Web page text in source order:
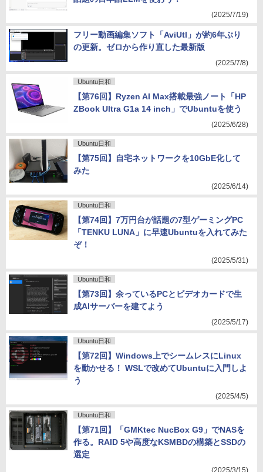
(2025/7/19)
フリー動画編集ソフト「AviUtl」が約6年ぶり
の更新。ゼロから作り直した最新版
(2025/7/8)
Ubuntu日和
【第76回】Ryzen AI Max搭載最強ノート「HP
ZBook Ultra G1a 14 inch」でUbuntuを使う
(2025/6/28)
Ubuntu日和
【第75回】自宅ネットワークを10GbE化して
みた
(2025/6/14)
Ubuntu日和
【第74回】7万円台が話題の7型ゲーミングPC
「TENKU LUNA」に早速Ubuntuを入れてみた
ぞ！
(2025/5/31)
Ubuntu日和
【第73回】余っているPCとビデオカードで生
成AIサーバーを建てよう
(2025/5/17)
Ubuntu日和
【第72回】Windows上でシームレスにLinux
を動かせる！ WSLで改めてUbuntuに入門しよ
う
(2025/4/5)
Ubuntu日和
【第71回】「GMKtec NucBox G9」でNASを
作る。RAID 5や高度なKSMBDの構築とSSDの
選定
(2025/3/15)